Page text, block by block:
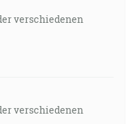
verschiedenen
verschiedenen